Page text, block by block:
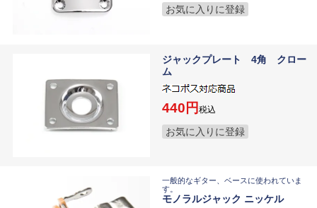
お気に入りに登録
ジャックプレート 4角 クロー
ム
440 税込
お気に入りに登録
一般的なギター、ベースに使われていま
す。
モノラルジャック ニッケル